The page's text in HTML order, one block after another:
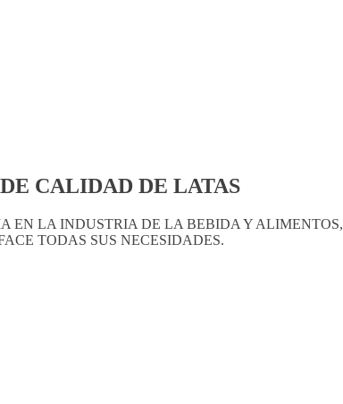
CALIDAD DE LATAS
EN LA INDUSTRIA DE LA BEBIDA Y ALIMENTOS,
TODAS SUS NECESIDADES.